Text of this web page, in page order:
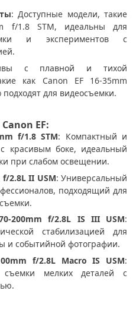
: Доступные модели, такие
f/1.8 STM, идеальны для
и экспериментов с
с плавной и тихой
как Canon EF 16-35mm
для видеосъемки.
EF:
f/1.8 STM: Компактный и
красивым боке, идеальный
при слабом освещении.
f/2.8L II USM: Универсальный
подходящий для
200mm f/2.8L IS III USM:
стабилизацией для
и событийной фотографии.
f/2.8L Macro IS USM:
съемки мелких деталей с